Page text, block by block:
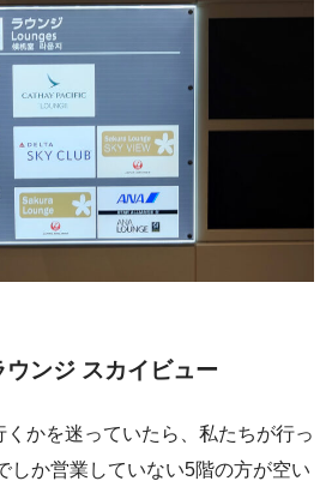
ンジ スカイビュー
かを迷っていたら、私たちが行っ
しか営業していない5階の方が空い